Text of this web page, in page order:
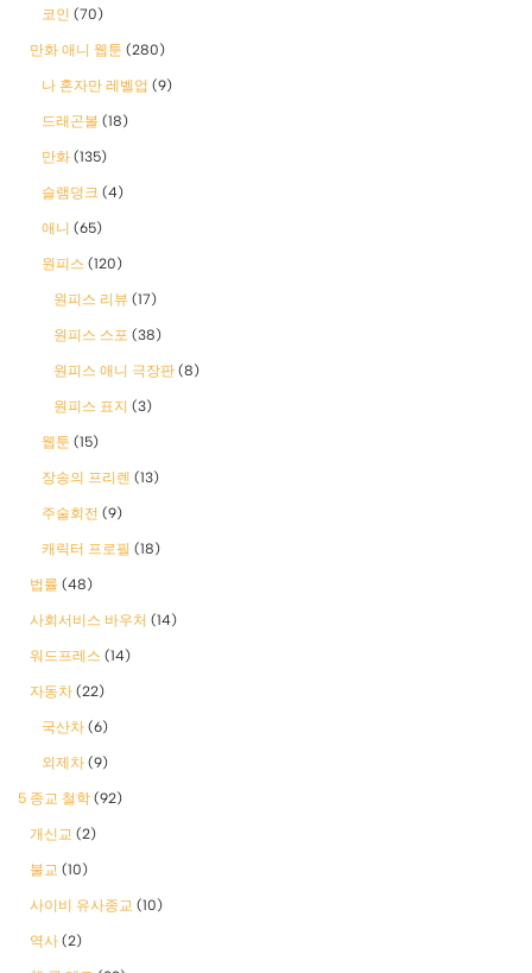
코인 (70)
만화 애니 웹툰 (280)
나 혼자만 레벨업 (9)
드래곤볼 (18)
만화 (135)
슬램덩크 (4)
애니 (65)
원피스 (120)
원피스 리뷰 (17)
원피스 스포 (38)
원피스 애니 극장판 (8)
원피스 표지 (3)
웹툰 (15)
장송의 프리렌 (13)
주술회전 (9)
캐릭터 프로필 (18)
법률 (48)
사회서비스 바우처 (14)
워드프레스 (14)
자동차 (22)
국산차 (6)
외제차 (9)
5 종교 철학 (92)
개신교 (2)
불교 (10)
사이비 유사종교 (10)
역사 (2)